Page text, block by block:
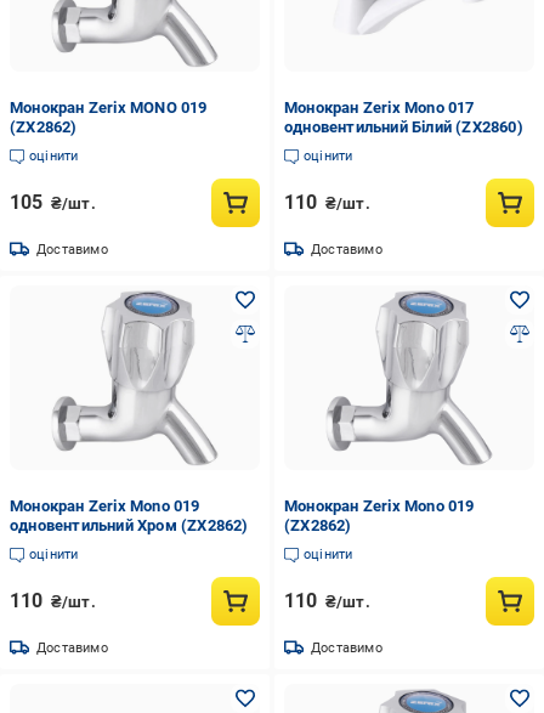
Монокран Zerix MONO 019
(ZX2862)
оцінити
105 ₴/шт.
Доставимо
Монокран Zerix Mono 017
одновентильний Білий (ZX2860)
оцінити
110 ₴/шт.
Доставимо
Монокран Zerix Mono 019
одновентильний Хром (ZX2862)
оцінити
110 ₴/шт.
Доставимо
Монокран Zerix Mono 019
(ZX2862)
оцінити
110 ₴/шт.
Доставимо